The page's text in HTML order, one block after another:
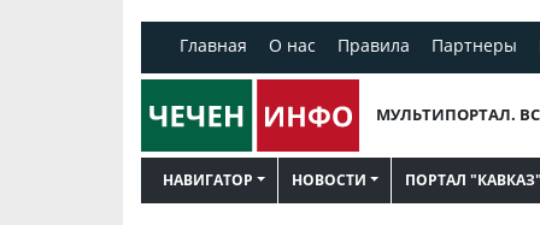
Главная О нас Правила Партнеры
МУЛЬТИПОРТАЛ.
НАВИГАТОР НОВОСТИ ПОРТАЛ "КАВКАЗ"